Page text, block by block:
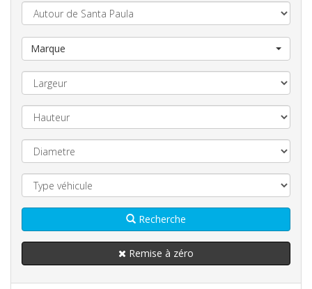
Marque
Recherche
Remise à zéro